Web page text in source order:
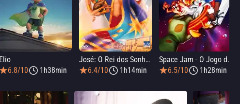
Elio
6.8/10
1h38min
José: O Rei dos Sonhos
6.4/10
1h14min
Space Jam - O Jogo do Século
6.5/10
1h28min